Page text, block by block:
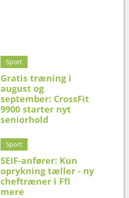
Sport
Gratis træning i
august og
september: CrossFit
9900 starter nyt
seniorhold
Sport
SEIF-anfører: Kun
oprykning tæller - ny
cheftræner i FfI
mere